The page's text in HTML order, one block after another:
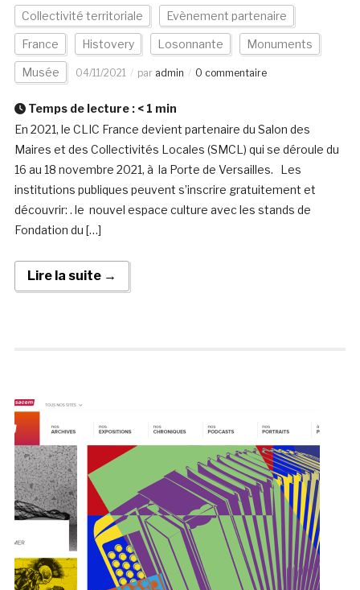
Collectivité territoriale Evènement partenaire
France Histovery Losonnante Monuments
Musée 04/11/2021 par admin 0 commentaire
Temps de lecture : < 1 min
En 2021, le CLIC France devient partenaire du Salon des
Maires et des Collectivités Locales (SMCL) qui se déroule du
16 au 18 novembre 2021, à la Porte de Versailles. Les
institutions publiques peuvent s’inscrire gratuitement et
découvrir: . le nouvel espace culture avec les stands de
Fondation du […]
Lire la suite →